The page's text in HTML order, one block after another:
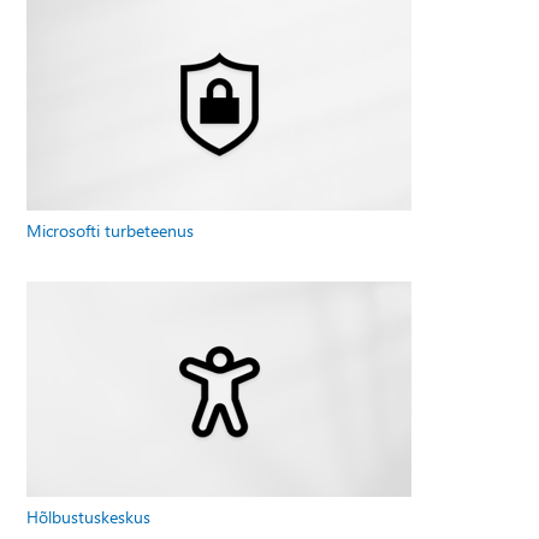
Microsofti turbeteenus
Hõlbustuskeskus